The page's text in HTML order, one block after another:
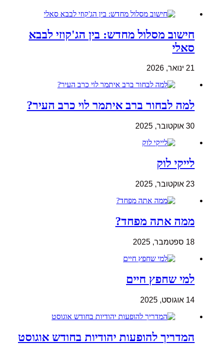
חישוב מסלול מחדש: בין הג'קוזי לבבא
סאלי
21 ינואר, 2026
למה לבחור ברב איתמר לוי כרב העיר?
30 אוקטובר, 2025
לייקי לוק
23 אוקטובר, 2025
ממה אתה מפחד?
18 ספטמבר, 2025
למי שחפץ חיים
14 אוגוסט, 2025
המדריך להופעות יהודיות בחודש אוגוסט